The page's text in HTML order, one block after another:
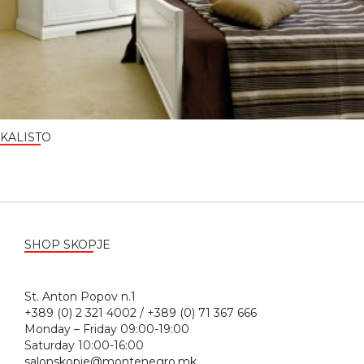
KALISTO
SHOP SKOPJE
St. Anton Popov n.1
+389 (0) 2 321 4002 / +389 (0) 71 367 666
Monday – Friday 09:00-19:00
Saturday 10:00-16:00